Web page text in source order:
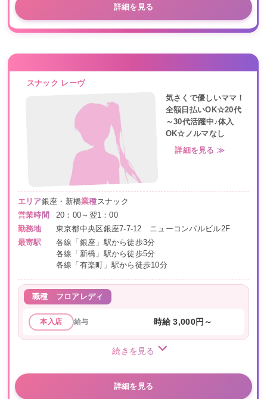
詳細を見る
スナック レーヴ
気さくで優しいママ！
全額日払いOK☆20代
～30代活躍中♪体入
OK☆ノルマなし
詳細を見る ≫
エリア銀座・新橋業種 スナック
営業時間
20：00～翌1：00
勤務地
東京都中央区銀座7-7-12 ニューコンパルビル2F
最寄駅
各線「銀座」駅から徒歩3分
各線「新橋」駅から徒歩5分
各線「有楽町」駅から徒歩10分
職種 フロアレディ
本入店 給与 時給 3,000円～
続きを見る
詳細を見る